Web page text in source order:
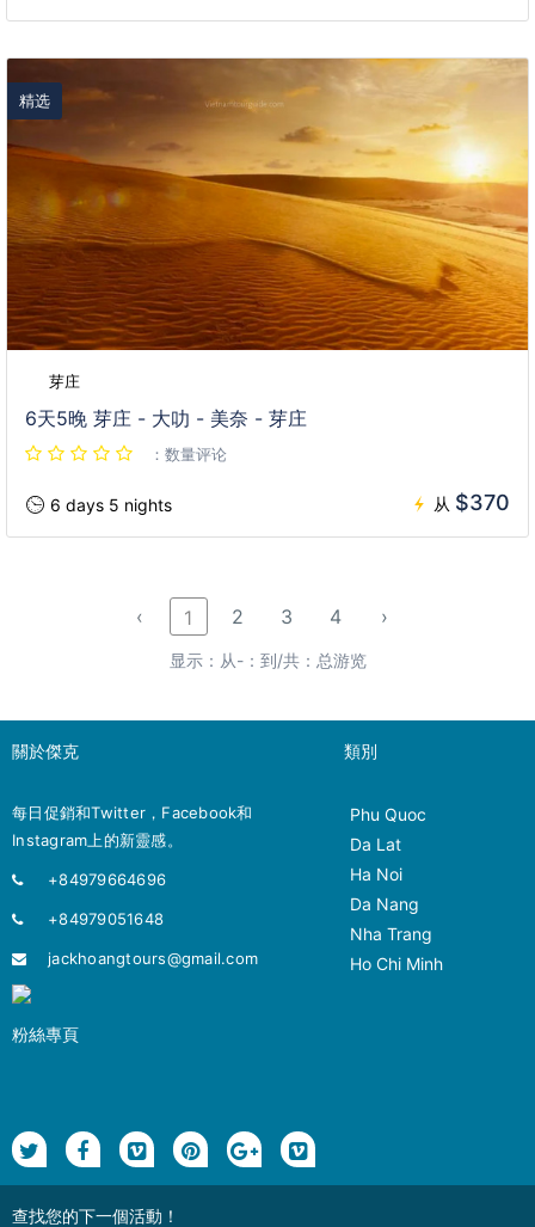
精选
芽庄
6天5晚 芽庄 - 大叻 - 美奈 - 芽庄
：数量评论
6 days 5 nights 从 $370
‹ 1 2 3 4 ›
显示：从-：到/共：总游览
關於傑克
每日促銷和Twitter，Facebook和
Instagram上的新靈感。
+84979664696
+84979051648
jackhoangtours@gmail.com
類別
Phu Quoc
Da Lat
Ha Noi
Da Nang
Nha Trang
Ho Chi Minh
粉絲專頁
查找您的下一個活動！